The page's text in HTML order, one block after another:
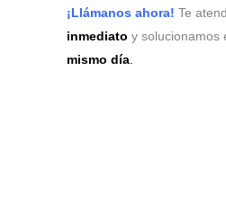
¡Llámanos ahora! Te
inmediato y solucionamos
mismo día.